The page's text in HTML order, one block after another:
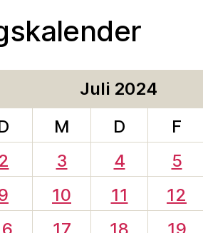
Juli 2024
M D F
2 3 4 5
10 11 12